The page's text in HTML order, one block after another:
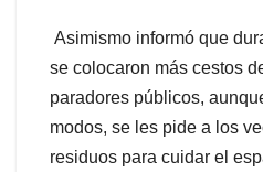
Asimismo informó que
se colocaron más cestos
paradores públicos,
modos, se les pide a los
residuos para cuidar el